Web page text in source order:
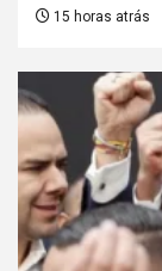
15 horas atrás